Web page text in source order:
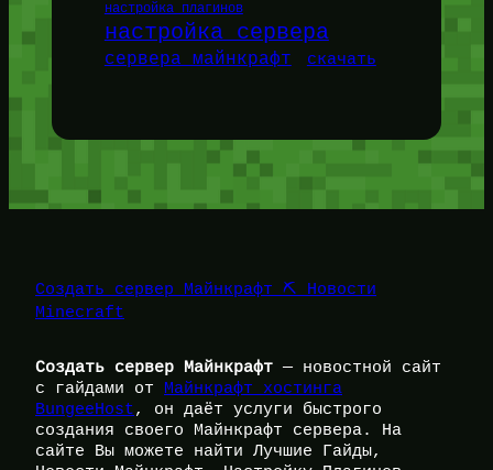
настройка плагинов
настройка сервера
сервера майнкрафт скачать
Создать сервер Майнкрафт ⛏️ Новости
Minecraft
Создать сервер Майнкрафт — новостной сайт
с гайдами от Майнкрафт хостинга
BungeeHost, он даёт услуги быстрого
создания своего Майнкрафт сервера. На
сайте Вы можете найти Лучшие Гайды,